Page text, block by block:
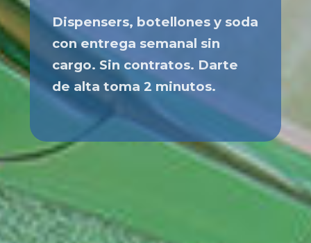
Dispensers, botellones y soda
con entrega semanal sin
cargo. Sin contratos. Darte
de alta toma 2 minutos.